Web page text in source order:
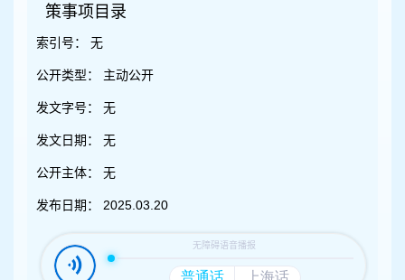
策事项目录
索引号： 无
公开类型： 主动公开
发文字号： 无
发文日期： 无
公开主体： 无
发布日期： 2025.03.20